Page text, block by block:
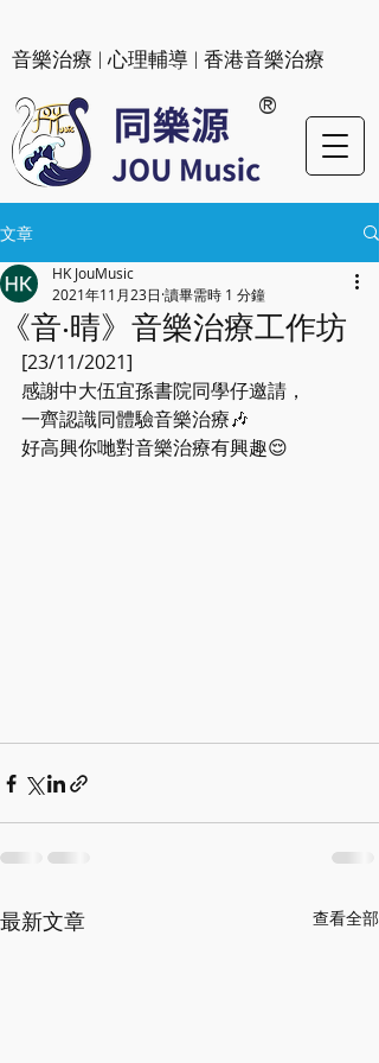
®
​音樂治療 | 心理輔導 | 香港音樂治療
文章
《音‧晴》音樂治療工作坊
HK JouMusic
2021年11月23日 讀畢需時 1 分鐘
[23/11/2021]
感謝中大伍宜孫書院同學仔邀請，
一齊認識同體驗音樂治療🎶
好高興你哋對音樂治療有興趣😌
最新文章 查看全部